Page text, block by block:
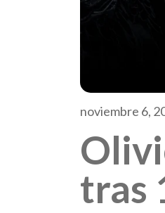
noviembre 6,
tras